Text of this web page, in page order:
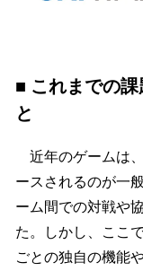
■ これまでの
と
近年のゲームは
ースされるのが一
ーム間での対戦や
た。しかし、ここ
ごとの独自の機能